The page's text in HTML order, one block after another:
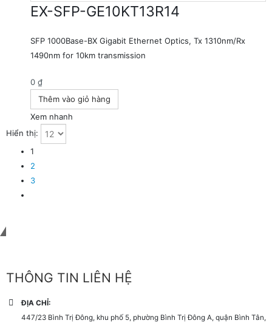
EX-SFP-GE10KT13R14
SFP 1000Base-BX Gigabit Ethernet Optics, Tx 1310nm/Rx
1490nm for 10km transmission
0 ₫
Thêm vào giỏ hàng
Xem nhanh
Hiển thị:
1
2
3
THÔNG TIN LIÊN HỆ
ĐỊA CHỈ:
447/23 Bình Trị Đông, khu phố 5, phường Bình Trị Đông A, quận Bình Tân,